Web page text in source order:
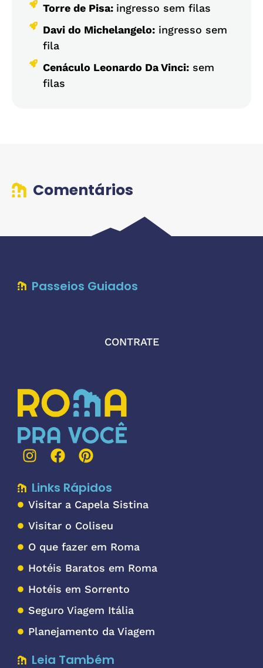
Torre de Pisa: ingresso sem filas
Davi do Michelangelo:ingresso sem
fila
Cenáculo Leonardo Da Vinci:sem
filas
Comentários
Passeios Guiados
CONTRATE
Links Rápidos
Visitar a Capela Sistina
Visitar o Coliseu
O que fazer em Roma
Hotéis Baratos em Roma
Hotéis em Sorrento
Seguro Viagem Itália
Planejamento da Viagem
Leia Também